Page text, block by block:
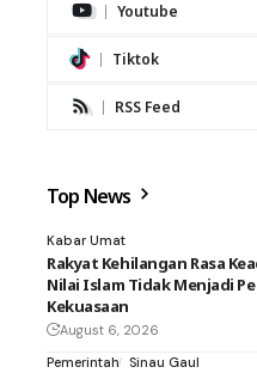
Youtube
Tiktok
RSS Feed
Top News
Kabar Umat
Rakyat Kehilangan Rasa
Nilai Islam Tidak Menjadi
Kekuasaan
August 6, 2026
Pemerintah
Sinau Gaul